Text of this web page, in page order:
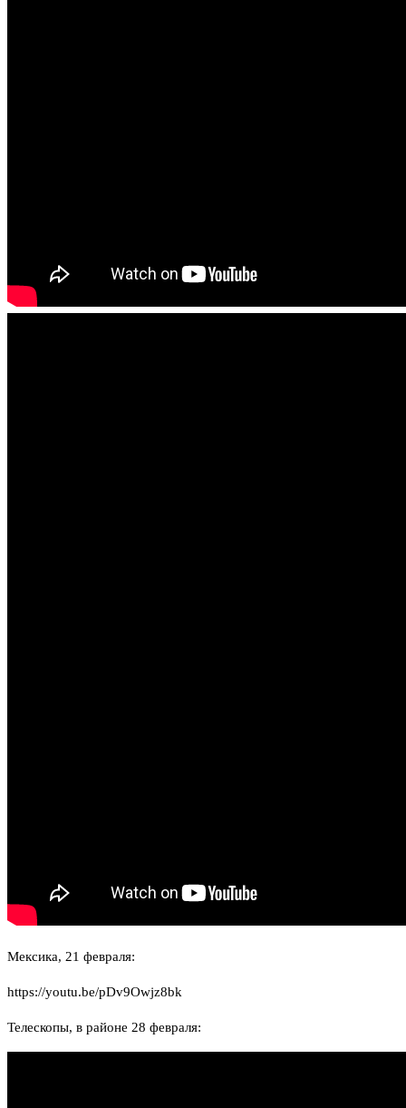
Мексика, 21 февраля:
https://youtu.be/pDv9Owjz8bk
Телескопы, в районе 28 февраля: